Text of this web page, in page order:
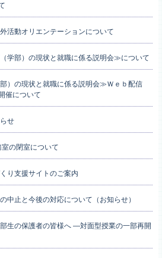
動オリエンテーションについて
部）の現状と就職に係る説明会≫について
の現状と就職に係る説明会≫Ｗｅｂ配信
催について
せ
の閉室について
り支援サイトのご案内
止と今後の対応について（お知らせ）
生の保護者の皆様へ ―対面型授業の一部再開